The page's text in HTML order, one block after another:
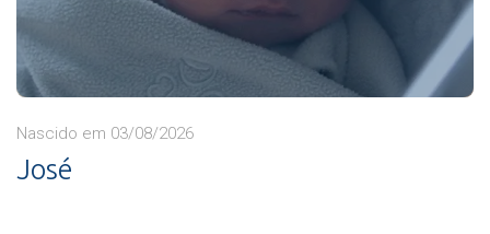
Nascido em 03/08/2026
José